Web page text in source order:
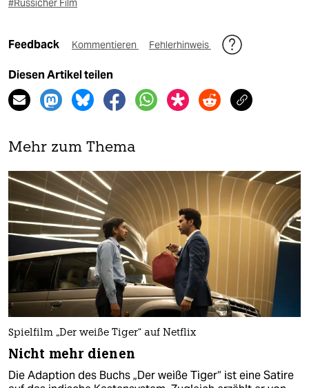
Feedback Kommentieren Fehlerhinweis
Diesen Artikel teilen
Mehr zum Thema
Spielfilm „Der weiße Tiger“ auf Netflix
Nicht mehr dienen
Die Adaption des Buchs „Der weiße Tiger“ ist eine Satire